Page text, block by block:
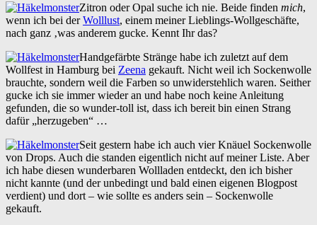
Zitron oder Opal suche ich nie. Beide finden mich,
wenn ich bei derWolllust, einem meiner Lieblings-Wollgeschäfte,
nach ganz ‚was anderem gucke. Kennt Ihr das?
Handgefärbte Stränge habe ich zuletzt auf dem
Wollfest in Hamburg bei Zeena gekauft. Nicht weil ich Sockenwolle
brauchte, sondern weil die Farben so unwiderstehlich waren. Seither
gucke ich sie immer wieder an und habe noch keine Anleitung
gefunden, die so wunder-toll ist, dass ich bereit bin einen Strang
dafür „herzugeben“ …
Seit gestern habe ich auch vier Knäuel Sockenwolle
von Drops. Auch die standen eigentlich nicht auf meiner Liste. Aber
ich habe diesen wunderbaren Wollladen entdeckt, den ich bisher
nicht kannte (und der unbedingt und bald einen eigenen Blogpost
verdient) und dort – wie sollte es anders sein – Sockenwolle
gekauft.